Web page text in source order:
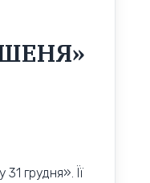
грудня». Її